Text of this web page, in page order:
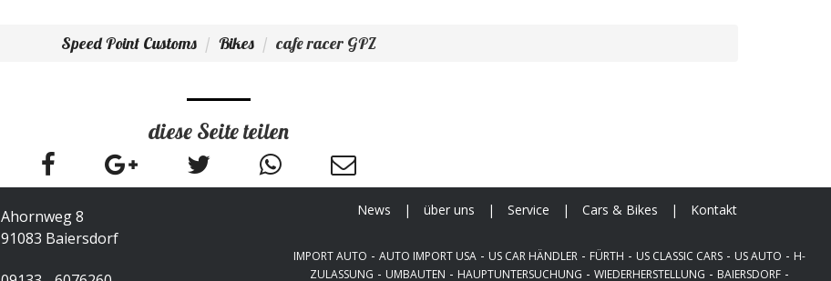
Speed Point Customs Bikes cafe racer GPZ
diese Seite teilen
Ahornweg 8
91083 Baiersdorf
News | über uns | Service | Cars & Bikes | Kontakt
IMPORT AUTO - AUTO IMPORT USA- US CAR HÄNDLER- FÜRTH - US CLASSIC CARS- US AUTO - H-
ZULASSUNG - UMBAUTEN - HAUPTUNTERSUCHUNG - WIEDERHERSTELLUNG - BAIERSDORF-